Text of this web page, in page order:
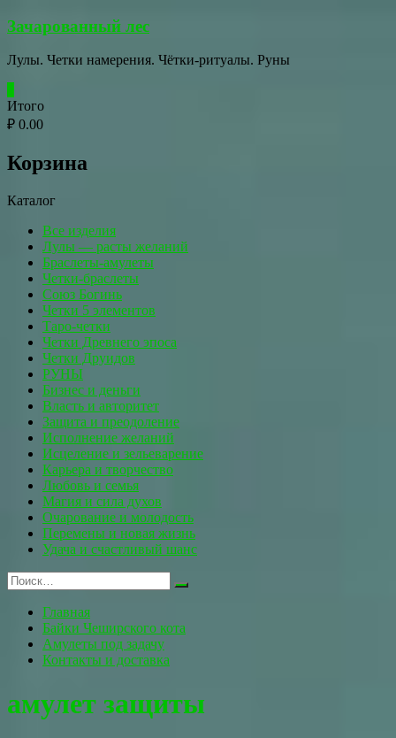
Перейти
содержимому
Зачарованный лес
Лулы. Четки намерения. Чётки-ритуалы. Руны
Итого
₽ 0.00
Корзина
Каталог
Все изделия
Лулы — расты желаний
Браслеты-амулеты
Четки-браслеты
Союз Богинь
Четки 5 элементов
Таро-четки
Четки Древнего эпоса
Четки Друидов
РУНЫ
Бизнес и деньги
Власть и авторитет
Защита и преодоление
Исполнение желаний
Исцеление и зельеварение
Карьера и творчество
Любовь и семья
Магия и сила духов
Очарование и молодость
Перемены и новая жизнь
Удача и счастливый шанс
Главная
Байки Чеширского кота
Амулеты под задачу
Контакты и доставка
амулет защиты